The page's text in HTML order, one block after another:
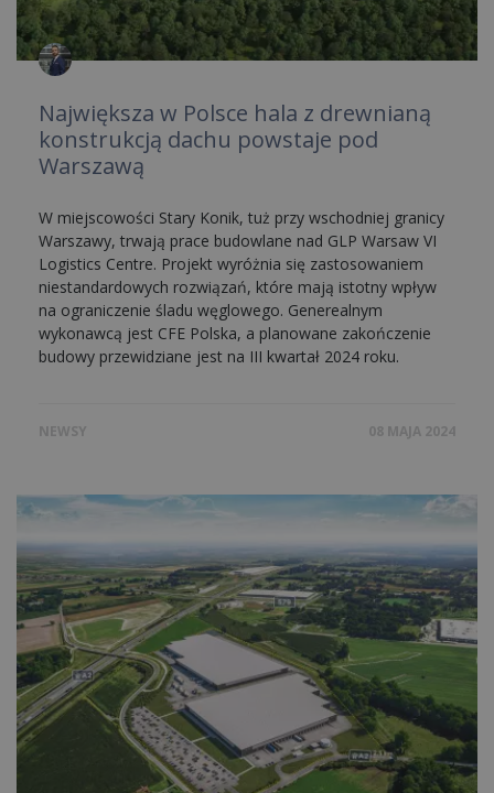
Największa w Polsce hala z drewnianą
konstrukcją dachu powstaje pod
Warszawą
W miejscowości Stary Konik, tuż przy wschodniej granicy
Warszawy, trwają prace budowlane nad GLP Warsaw VI
Logistics Centre. Projekt wyróżnia się zastosowaniem
niestandardowych rozwiązań, które mają istotny wpływ
na ograniczenie śladu węglowego. Generealnym
wykonawcą jest CFE Polska, a planowane zakończenie
budowy przewidziane jest na III kwartał 2024 roku.
NEWSY 08 MAJA 2024